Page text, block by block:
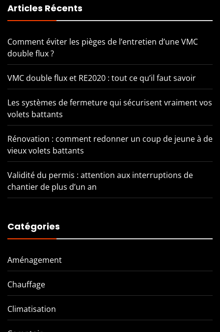
Articles Récents
Comment éviter les pièges de l’entretien d’une VMC
double flux ?
VMC double flux et RE2020 : tout ce qu’il faut savoir
Les systèmes de fermeture qui sécurisent vraiment vos
volets battants
Rénovation : comment redonner un coup de jeune à de
vieux volets battants
Validité du permis : attention aux interruptions de
chantier de plus d’un an
Catégories
Aménagement
Chauffage
Climatisation